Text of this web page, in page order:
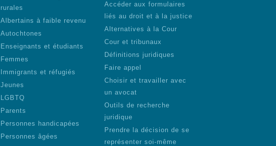
rurales
Albertains à faible revenu
Autochtones
Enseignants et étudiants
Femmes
Immigrants et réfugiés
Jeunes
LGBTQ
Parents
Personnes handicapées
Personnes âgées
Accéder aux formulaires
liés au droit et à la justice
Alternatives à la Cour
Cour et tribunaux
Définitions juridiques
Faire appel
Choisir et travailler avec
un avocat
Outils de recherche
juridique
Prendre la décision de se
représenter soi-même